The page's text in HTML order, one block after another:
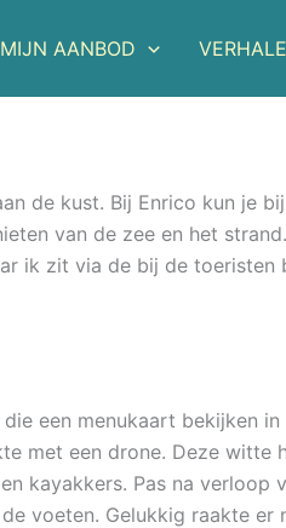
MIJN AANBOD
de kust. Bij Enrico kun je
van de zee en het
ik zit via de bij de toeristen
een menukaart bekijken in
met een drone. Deze witte
kayakkers. Pas na verloop
voeten. Gelukkig raakte er